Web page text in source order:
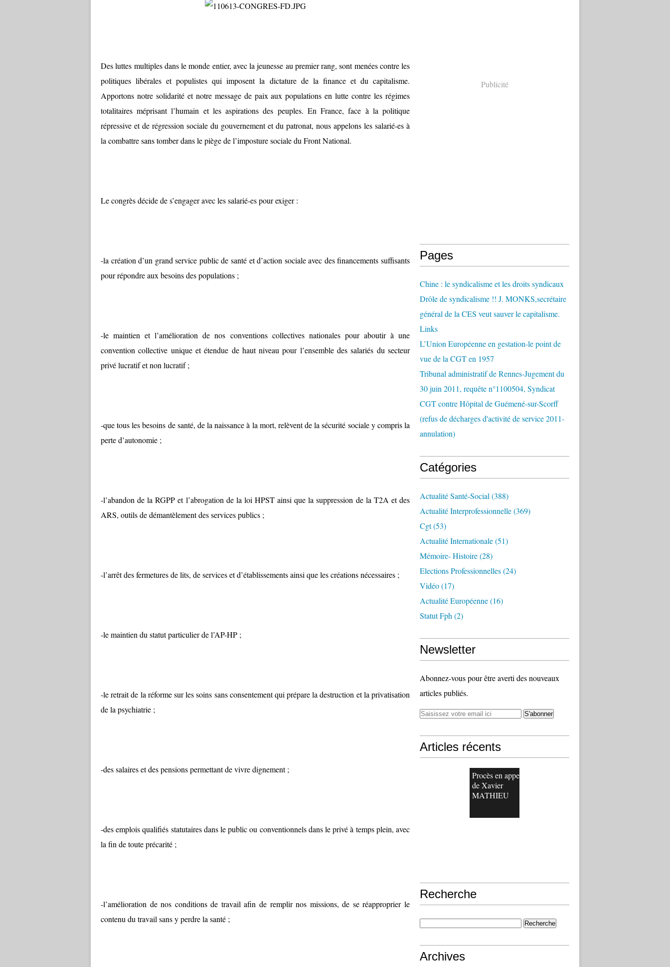
Des luttes multiples dans le monde entier, avec la jeunesse au premier rang, sont menées contre les
politiques libérales et populistes qui imposent la dictature de la finance et du capitalisme.
Apportons notre solidarité et notre message de paix aux populations en lutte contre les régimes
totalitaires méprisant l’humain et les aspirations des peuples. En France, face à la politique
répressive et de régression sociale du gouvernement et du patronat, nous appelons les salarié-es à
la combattre sans tomber dans le piège de l’imposture sociale du Front National.
Le congrès décide de s’engager avec les salarié-es pour exiger :
-la création d’un grand service public de santé et d’action sociale avec des financements suffisants
pour répondre aux besoins des populations ;
-le maintien et l’amélioration de nos conventions collectives nationales pour aboutir à une
convention collective unique et étendue de haut niveau pour l’ensemble des salariés du secteur
privé lucratif et non lucratif ;
-que tous les besoins de santé, de la naissance à la mort, relèvent de la sécurité sociale y compris la
perte d’autonomie ;
-l’abandon de la RGPP et l’abrogation de la loi HPST ainsi que la suppression de la T2A et des
ARS, outils de démantèlement des services publics ;
-l’arrêt des fermetures de lits, de services et d’établissements ainsi que les créations nécessaires ;
-le maintien du statut particulier de l’AP-HP ;
-le retrait de la réforme sur les soins sans consentement qui prépare la destruction et la privatisation
de la psychiatrie ;
-des salaires et des pensions permettant de vivre dignement ;
-des emplois qualifiés statutaires dans le public ou conventionnels dans le privé à temps plein, avec
la fin de toute précarité ;
-l’amélioration de nos conditions de travail afin de remplir nos missions, de se réapproprier le
contenu du travail sans y perdre la santé ;
Publicité
Pages
Chine : le syndicalisme et les droits syndicaux
Drôle de syndicalisme !! J. MONKS,secrétaire
général de la CES veut sauver le capitalisme.
Links
L’Union Européenne en gestation-le point de
vue de la CGT en 1957
Tribunal administratif de Rennes-Jugement du
30 juin 2011, requête n°1100504, Syndicat
CGT contre Hôpital de Guémené-sur-Scorff
(refus de décharges d'activité de service 2011-
annulation)
Catégories
Actualité Santé-Social (388)
Actualité Interprofessionnelle(369)
Cgt(53)
Actualité Internationale(51)
Mémoire- Histoire(28)
Elections Professionnelles(24)
Vidéo(17)
Actualité Européenne(16)
Statut Fph (2)
Newsletter
Abonnez-vous pour être averti des nouveaux
articles publiés.
Articles récents
Procès en appel
de Xavier
MATHIEU
Recherche
Archives